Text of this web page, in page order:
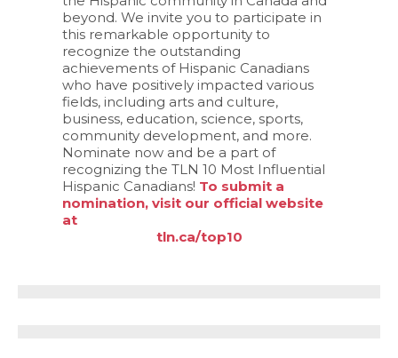
beyond. We invite you to participate in
this remarkable opportunity to
recognize the outstanding
achievements of Hispanic Canadians
who have positively impacted various
fields, including arts and culture,
business, education, science, sports,
community development, and more.
Nominate now and be a part of
recognizing the TLN 10 Most Influential
Hispanic Canadians! To submit a
nomination, visit our official website
at
tln.ca/top10